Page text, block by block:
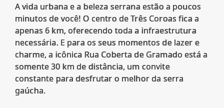
A vida urbana e a beleza serrana estão a poucos
minutos de você! O centro de Três Coroas fica a
apenas 6 km, oferecendo toda a infraestrutura
necessária. E para os seus momentos de lazer e
charme, a icônica Rua Coberta de Gramado está a
somente 30 km de distância, um convite
constante para desfrutar o melhor da serra
gaúcha.